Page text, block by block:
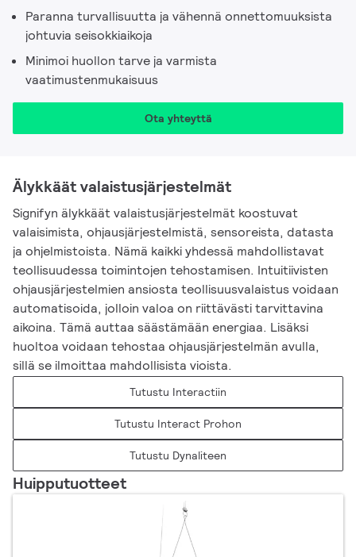
Paranna turvallisuutta ja vähennä onnettomuuksista
johtuvia seisokkiaikoja
Minimoi huollon tarve ja varmista
vaatimustenmukaisuus
Ota yhteyttä
Älykkäät valaistusjärjestelmät
Signifyn älykkäät valaistusjärjestelmät koostuvat
valaisimista, ohjausjärjestelmistä, sensoreista, datasta
ja ohjelmistoista. Nämä kaikki yhdessä mahdollistavat
teollisuudessa toimintojen tehostamisen. Intuitiivisten
ohjausjärjestelmien ansiosta teollisuusvalaistus voidaan
automatisoida, jolloin valoa on riittävästi tarvittavina
aikoina. Tämä auttaa säästämään energiaa. Lisäksi
huoltoa voidaan tehostaa ohjausjärjestelmän avulla,
sillä se ilmoittaa mahdollisista vioista.
Tutustu Interactiin
Tutustu Interact Prohon
Tutustu Dynaliteen
Huipputuotteet